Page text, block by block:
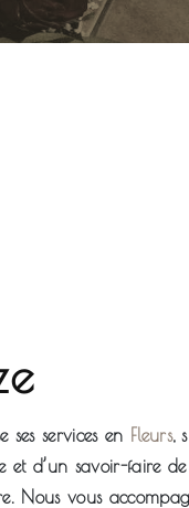
ses services en Fleurs,
et d’un savoir-faire
Nous vous